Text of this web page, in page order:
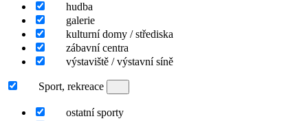
hudba
galerie
kulturní domy / střediska
zábavní centra
výstaviště / výstavní síně
Sport, rekreace
ostatní sporty